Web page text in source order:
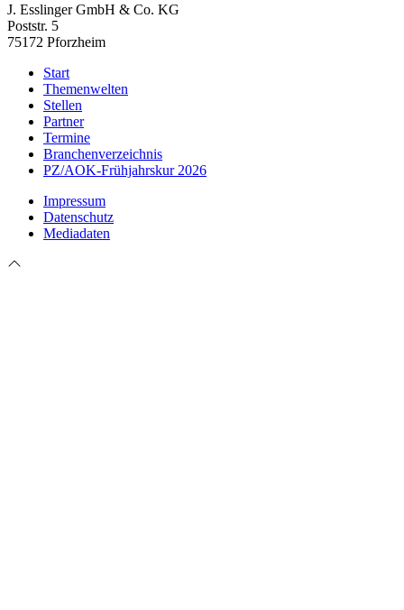
J. Esslinger GmbH & Co. KG
Poststr. 5
75172 Pforzheim
Start
Themenwelten
Stellen
Partner
Termine
Branchenverzeichnis
PZ/AOK-Frühjahrskur 2026
Impressum
Datenschutz
Mediadaten